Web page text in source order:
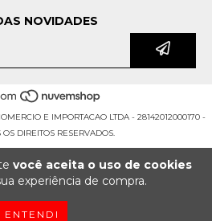
você aceita o uso de cookies
experiência de compra.
ENTENDI
NOVIDADES
E IMPORTACAO LTDA - 28142012000170 -
OS DIREITOS RESERVADOS.